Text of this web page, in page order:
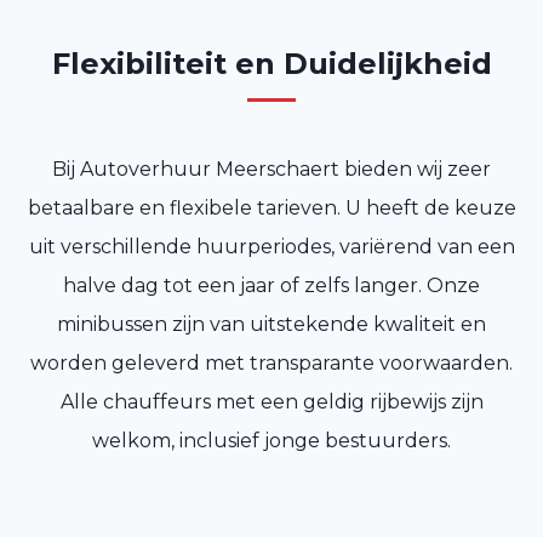
Flexibiliteit en Duidelijkheid
Bij Autoverhuur Meerschaert bieden wij zeer
betaalbare en flexibele tarieven. U heeft de keuze
uit verschillende huurperiodes, variërend van een
halve dag tot een jaar of zelfs langer. Onze
minibussen zijn van uitstekende kwaliteit en
worden geleverd met transparante voorwaarden.
Alle chauffeurs met een geldig rijbewijs zijn
welkom, inclusief jonge bestuurders.